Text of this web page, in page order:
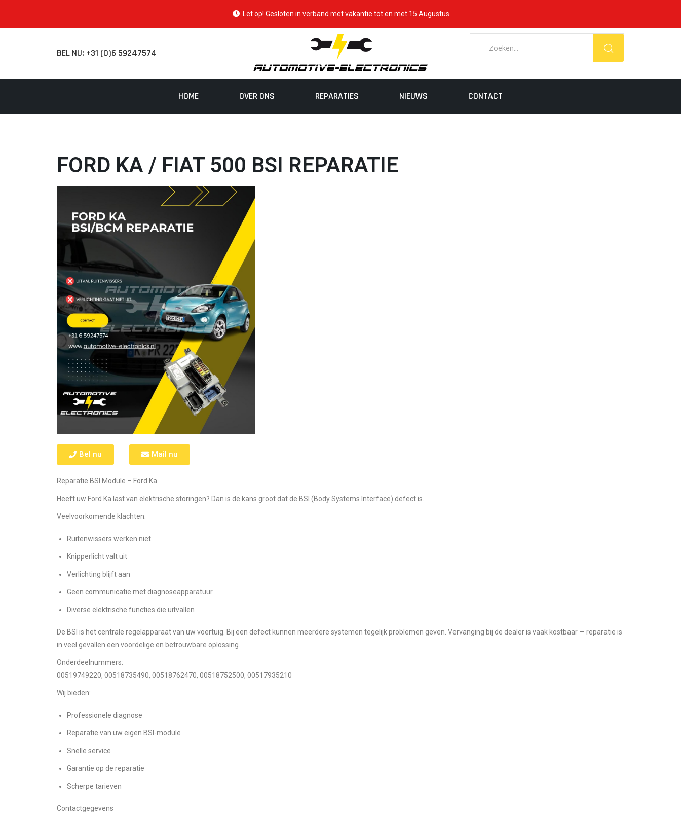
Let op! Gesloten in verband met vakantie tot en met 15 Augustus
BEL NU: +31 (0)6 59247574
HOME OVER ONS REPARATIES NIEUWS CONTACT
FORD KA / FIAT 500 BSI REPARATIE
Bel nu Mail nu
Reparatie BSI Module – Ford Ka
Heeft uw Ford Ka last van elektrische storingen? Dan is de kans groot dat de BSI (Body Systems Interface) defect is.
Veelvoorkomende klachten:
Ruitenwissers werken niet
Knipperlicht valt uit
Verlichting blijft aan
Geen communicatie met diagnoseapparatuur
Diverse elektrische functies die uitvallen
De BSI is het centrale regelapparaat van uw voertuig. Bij een defect kunnen meerdere systemen tegelijk problemen geven. Vervanging bij de dealer is vaak kostbaar — reparatie is
in veel gevallen een voordelige en betrouwbare oplossing.
Onderdeelnummers:
00519749220, 00518735490, 00518762470, 00518752500, 00517935210
Wij bieden:
Professionele diagnose
Reparatie van uw eigen BSI-module
Snelle service
Garantie op de reparatie
Scherpe tarieven
Contactgegevens